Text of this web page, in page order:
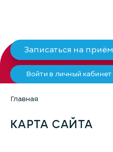
Записаться на приём
Войти в личный кабинет
Главная
КАРТА САЙТА